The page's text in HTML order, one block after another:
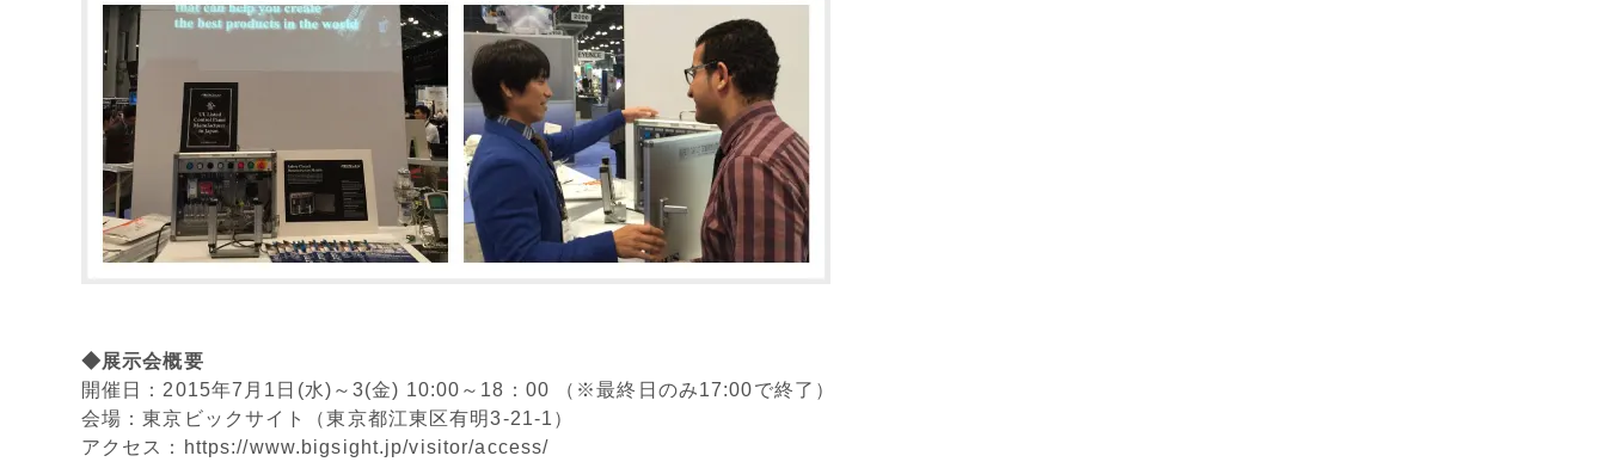
◆展示会概要
開催日：2015年7月1日(水)～3(金) 10:00～18：00 （※最終日のみ17:00で終了）
会場：東京ビックサイト（東京都江東区有明3-21-1）
アクセス：
https://www.bigsight.jp/visitor/access/